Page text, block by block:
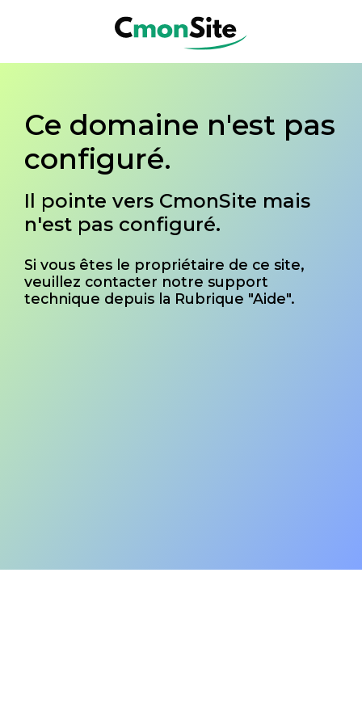
Ce domaine n'est pas
configuré.
Il pointe vers CmonSite mais
n'est pas configuré.
Si vous êtes le propriétaire de ce site,
veuillez contacter notre support
technique depuis la Rubrique "Aide".